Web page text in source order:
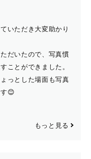
いただき大変助かり
だいたので、写真慣
ことができました。
っとした場面も写真
😊
もっと見る